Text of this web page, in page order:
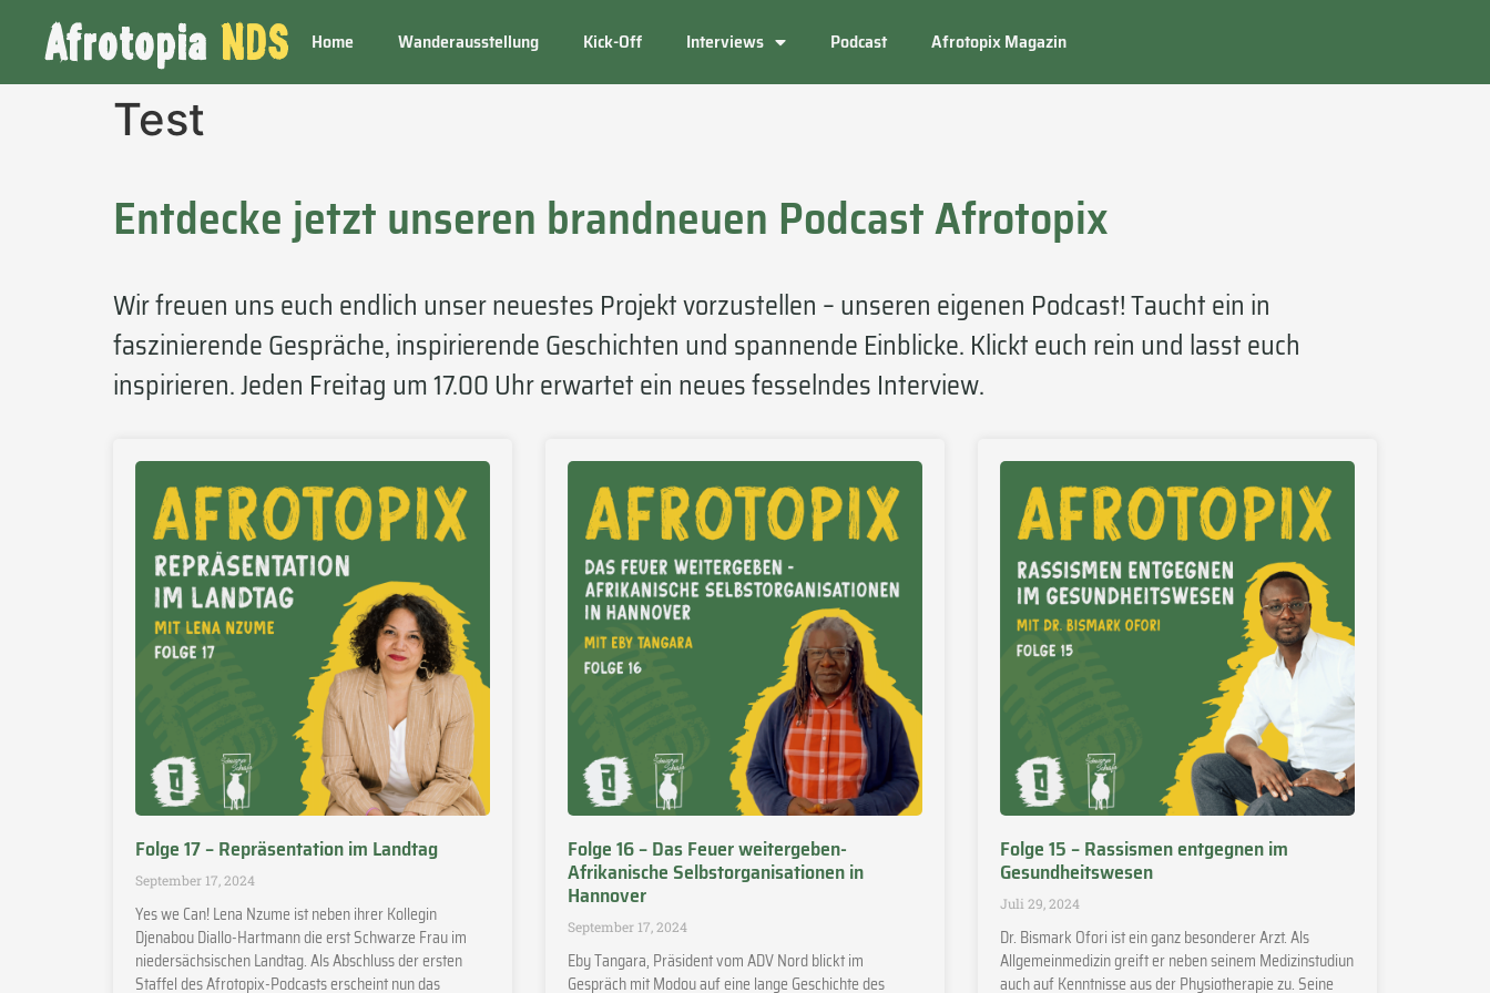
Afrotopia NDS Home Wanderausstellung Kick-Off Interviews Podcast Afrotopix Magazin
Test
Entdecke jetzt unseren brandneuen Podcast Afrotopix
Wir freuen uns euch endlich unser neuestes Projekt vorzustellen – unseren eigenen Podcast! Taucht ein in
faszinierende Gespräche, inspirierende Geschichten und spannende Einblicke. Klickt euch rein und lasst euch
inspirieren. Jeden Freitag um 17.00 Uhr erwartet ein neues fesselndes Interview.
Folge 17 – Repräsentation im Landtag
September 17, 2024
Yes we Can! Lena Nzume ist neben ihrer Kollegin
Djenabou Diallo-Hartmann die erst Schwarze Frau im
niedersächsischen Landtag. Als Abschluss der ersten
Staffel des Afrotopix-Podcasts erscheint nun das
Folge 16 – Das Feuer weitergeben-
Afrikanische Selbstorganisationen in
Hannover
September 17, 2024
Eby Tangara, Präsident vom ADV Nord blickt im
Gespräch mit Modou auf eine lange Geschichte des
Folge 15 – Rassismen entgegnen im
Gesundheitswesen
Juli 29, 2024
Dr. Bismark Ofori ist ein ganz besonderer Arzt. Als
Allgemeinmedizin greift er neben seinem Medizinstudiun
auch auf Kenntnisse aus der Physiotherapie zu. Seine